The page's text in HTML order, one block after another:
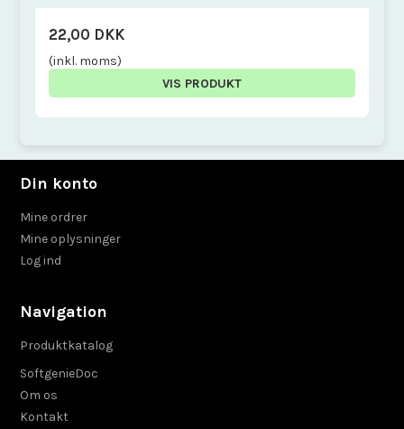
22,00 DKK
(inkl. moms)
VIS PRODUKT
Din konto
Mine ordrer
Mine oplysninger
Log ind
Navigation
Produktkatalog
SoftgenieDoc
Om os
Kontakt